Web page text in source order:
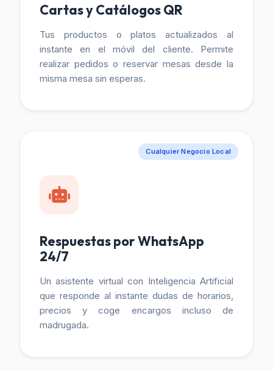
Cartas y Catálogos QR
Tus productos o platos actualizados al
instante en el móvil del cliente. Permite
realizar pedidos o reservar mesas desde la
misma mesa sin esperas.
Cualquier Negocio Local
Respuestas por WhatsApp
24/7
Un asistente virtual con Inteligencia Artificial
que responde al instante dudas de horarios,
precios y coge encargos incluso de
madrugada.